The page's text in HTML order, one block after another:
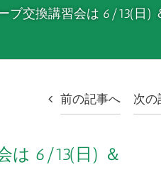
ブ交換講習会は 6/13(日
前の記事へ 次の
は 6/13(日) ＆